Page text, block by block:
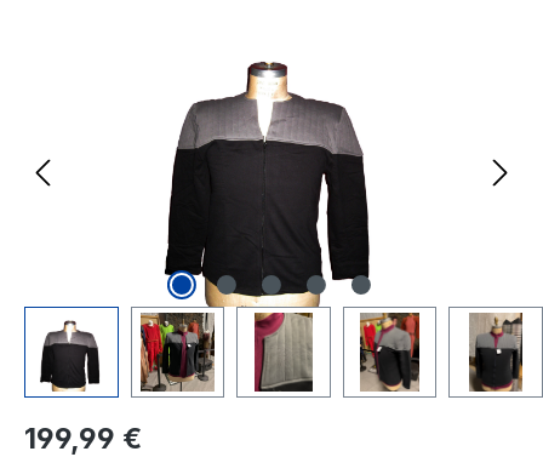
Regulärer Preis:
199,99 €